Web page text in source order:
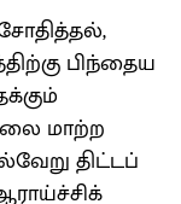
பிந்தைய
மாற்ற
திட்டப்